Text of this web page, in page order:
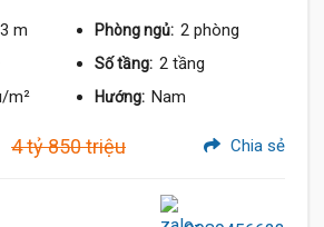
m Phòng ngủ: 2 phòng
Số tầng: 2 tầng
m² Hướng: Nam
4 tỷ 850 triệu Chia sẻ